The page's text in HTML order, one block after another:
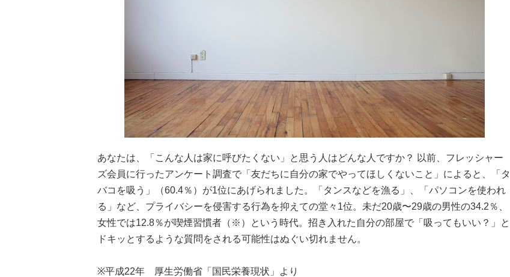
あなたは、「こんな人は家に呼びたくない」と思う人はどんな人ですか？ 以前、フレッシャー
ズ会員に行ったアンケート調査で「友だちに自分の家でやってほしくないこと」によると、「タ
バコを吸う」（60.4％）が1位にあげられました。「タンスなどを漁る」、「パソコンを使われ
る」など、プライバシーを侵害する行為を抑えての堂々1位。未だ20歳〜29歳の男性の34.2％、
女性では12.8％が喫煙習慣者（※）という時代。招き入れた自分の部屋で「吸ってもいい？」と
ドキッとするような質問をされる可能性はぬぐい切れません。
※平成22年 厚生労働省「国民栄養現状」より